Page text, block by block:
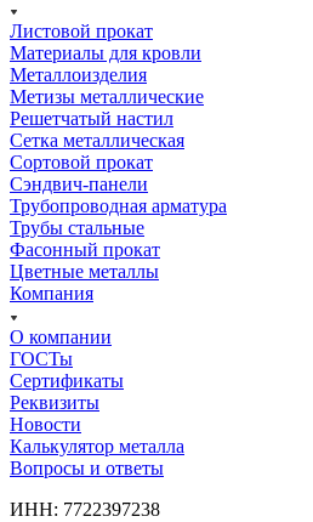
Листовой прокат
Материалы для кровли
Металлоизделия
Метизы металлические
Решетчатый настил
Сетка металлическая
Сортовой прокат
Сэндвич-панели
Трубопроводная арматура
Трубы стальные
Фасонный прокат
Цветные металлы
Компания
О компании
ГОСТы
Сертификаты
Реквизиты
Новости
Калькулятор металла
Вопросы и ответы
ИНН: 7722397238